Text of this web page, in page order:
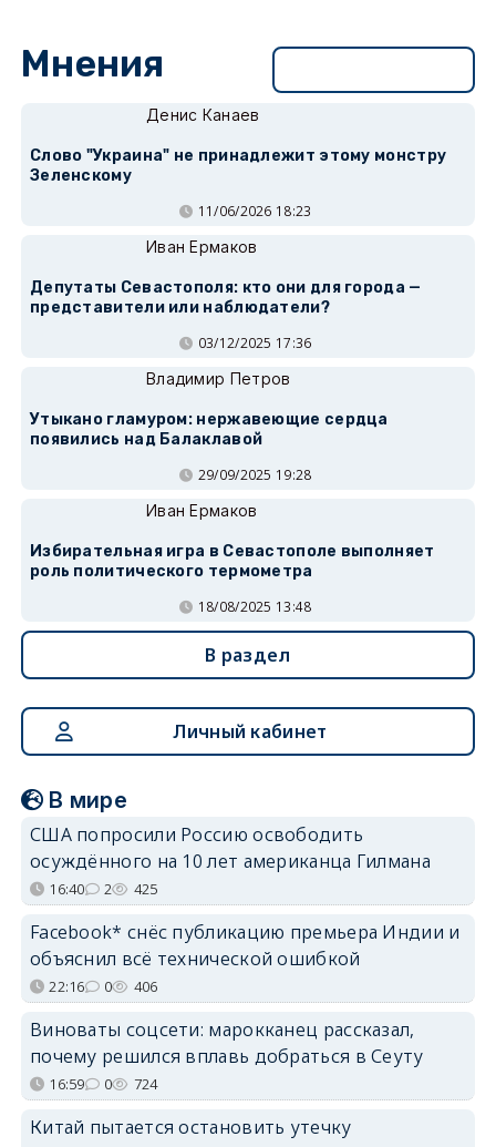
Мнения
Денис Канаев
Слово "Украина" не принадлежит этому монстру
Зеленскому
11/06/2026 18:23
Иван Ермаков
Депутаты Севастополя: кто они для города —
представители или наблюдатели?
03/12/2025 17:36
Владимир Петров
Утыкано гламуром: нержавеющие сердца
появились над Балаклавой
29/09/2025 19:28
Иван Ермаков
Избирательная игра в Севастополе выполняет
роль политического термометра
18/08/2025 13:48
В раздел
Личный кабинет
В мире
США попросили Россию освободить
осуждённого на 10 лет американца Гилмана
16:40 2 425
Facebook* снёс публикацию премьера Индии и
объяснил всё технической ошибкой
22:16 0 406
Виноваты соцсети: марокканец рассказал,
почему решился вплавь добраться в Сеуту
16:59 0 724
Китай пытается остановить утечку